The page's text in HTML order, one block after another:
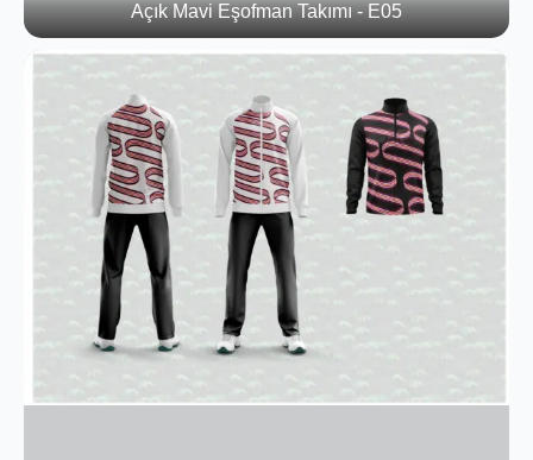
Açık Mavi Eşofman Takımı - E05